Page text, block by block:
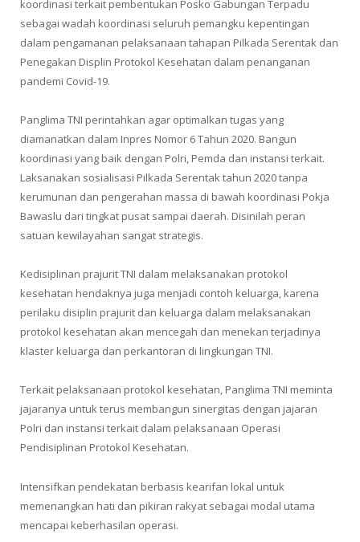
koordinasi terkait pembentukan Posko Gabungan Terpadu
sebagai wadah koordinasi seluruh pemangku kepentingan
dalam pengamanan pelaksanaan tahapan Pilkada Serentak dan
Penegakan Displin Protokol Kesehatan dalam penanganan
pandemi Covid-19.
Panglima TNI perintahkan agar optimalkan tugas yang
diamanatkan dalam Inpres Nomor 6 Tahun 2020. Bangun
koordinasi yang baik dengan Polri, Pemda dan instansi terkait.
Laksanakan sosialisasi Pilkada Serentak tahun 2020 tanpa
kerumunan dan pengerahan massa di bawah koordinasi Pokja
Bawaslu dari tingkat pusat sampai daerah. Disinilah peran
satuan kewilayahan sangat strategis.
Kedisiplinan prajurit TNI dalam melaksanakan protokol
kesehatan hendaknya juga menjadi contoh keluarga, karena
perilaku disiplin prajurit dan keluarga dalam melaksanakan
protokol kesehatan akan mencegah dan menekan terjadinya
klaster keluarga dan perkantoran di lingkungan TNI.
Terkait pelaksanaan protokol kesehatan, Panglima TNI meminta
jajaranya untuk terus membangun sinergitas dengan jajaran
Polri dan instansi terkait dalam pelaksanaan Operasi
Pendisiplinan Protokol Kesehatan.
Intensifkan pendekatan berbasis kearifan lokal untuk
memenangkan hati dan pikiran rakyat sebagai modal utama
mencapai keberhasilan operasi.